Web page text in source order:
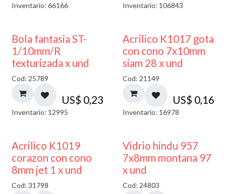
Inventario: 66166 Inventario: 106843
Bola fantasia ST-
1/10mm/R
texturizada x und
Cod: 25789
US$ 0,23
Inventario: 12995
Acrilico K1017 gota
con cono 7x10mm
siam 28 x und
Cod: 21149
US$ 0,16
Inventario: 16978
Acrilico K1019
corazon con cono
8mm jet 1 x und
Cod: 31798 40% DESCUENTO
Vidrio hindu 957
7x8mm montana 97
x und
Cod: 24803